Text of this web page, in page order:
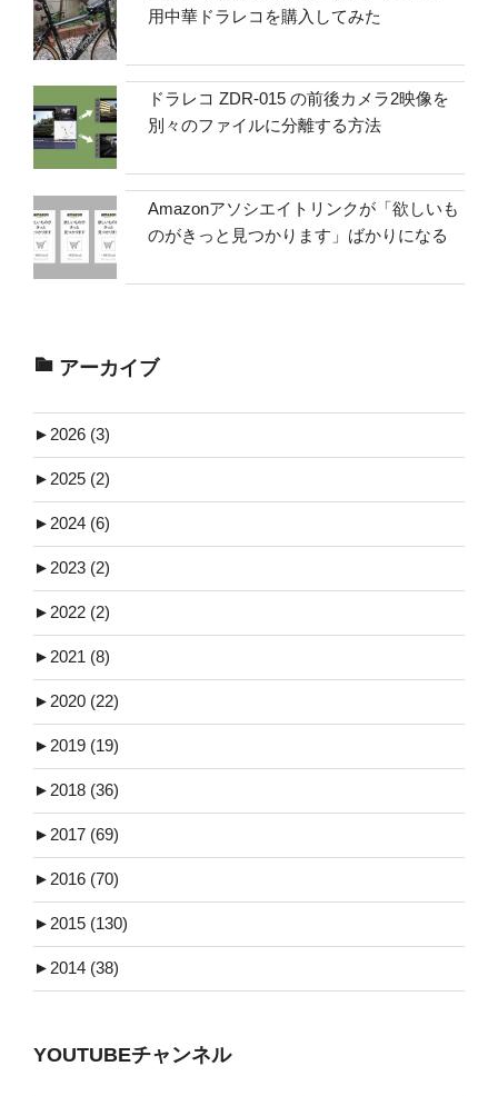
用中華ドラレコを購入してみた
ドラレコ ZDR-015 の前後カメラ2映像を
別々のファイルに分離する方法
Amazonアソシエイトリンクが「欲しいも
のがきっと見つかります」ばかりになる
アーカイブ
► 2026 (3)
► 2025 (2)
► 2024 (6)
► 2023 (2)
► 2022 (2)
► 2021 (8)
► 2020 (22)
► 2019 (19)
► 2018 (36)
► 2017 (69)
► 2016 (70)
► 2015 (130)
► 2014 (38)
YOUTUBEチャンネル